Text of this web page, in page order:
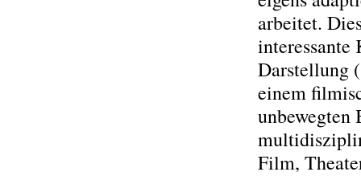
arbeitet.
Darstellung
einem
unbewegten
Film,